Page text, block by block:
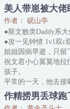
再后来，她们越界，
里下了场隐忍已久的
越灿试探问她们算什
薄晚照却理智跟她说
*
阔别数年，两人再见
越灿深知薄晚照是座
人手里栽倒第二次
美人带崽被大佬
作者： 砚山亭
●斯文败类Daddy系
●攻一见钟情 1v1双c
姐姐因病早逝，只留
祝文君小心翼翼地拉
孩子。
平常的一天，他去接
走出来的时候，祝文
豪车。
作精捞男丢球跑